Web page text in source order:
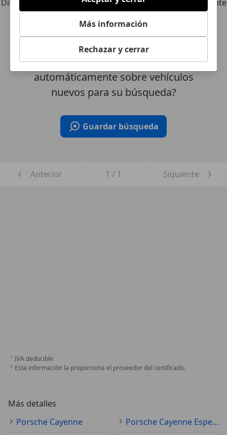
Diferente de tus criterios de búsqueda, pero posiblemente
una coincidencia perfecta.
¿Desea ser informado
automáticamente sobre vehículos
nuevos para su búsqueda?
Guardar búsqueda
Anterior 1 / 1 Siguiente
IVA deducible
Esta información la proporciona el proveedor del certificado.
Más detalles
Porsche Cayenne
Porsche Cayenne Especificaciones técnicas
Más información
Rechazar y cerrar